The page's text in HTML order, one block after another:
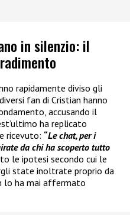
in silenzio: il
rapidamente diviso gli
fan di Cristian hanno
accusando il
ha replicato
ricevuto: “Le chat, per i
da chi ha scoperto tutto
le ipotesi secondo cui le
state inoltrate proprio da
lo ha mai affermato